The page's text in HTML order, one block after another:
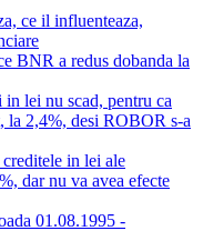
ce il influenteaza,
BNR a redus dobanda la
lei nu scad, pentru ca
la 2,4%, desi ROBOR s-a
in lei ale
dar nu va avea efecte
01.08.1995 -